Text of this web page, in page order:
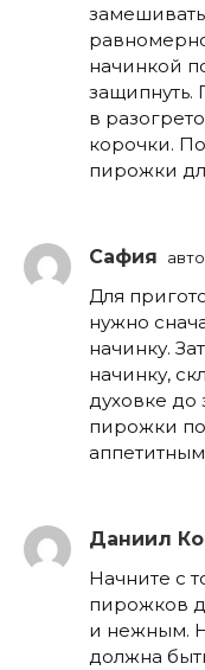
замешивать
начинкой
защипнуть.
в
корочки.
пирожки
Сафия
Для
нужно
начинку.
начинку,
духовке до
пирожки
Даниил
Начните с
пирожков
и нежным.
должна